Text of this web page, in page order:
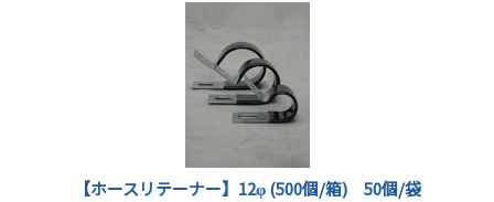
【ホースリテーナー】12φ (500個/箱) 50個/袋